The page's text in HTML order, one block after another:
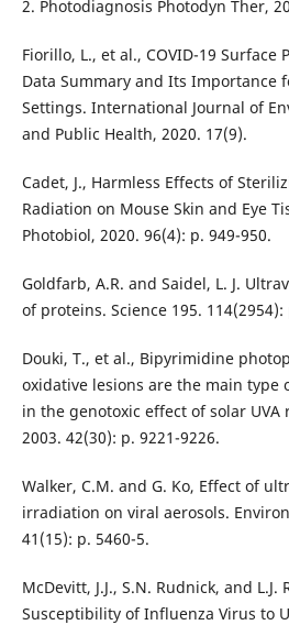
2. Photodiagnosis Photodyn Ther,
Fiorillo, L., et al., COVID-19 Surface
Data Summary and Its Importance
Settings. International Journal of
and Public Health, 2020. 17(9).
Cadet, J., Harmless Effects of
Radiation on Mouse Skin and Eye
Photobiol, 2020. 96(4): p. 949-950.
Goldfarb, A.R. and Saidel, L. J.
of proteins. Science 195. 114(2954):
Douki, T., et al., Bipyrimidine
oxidative lesions are the main type
in the genotoxic effect of solar
2003. 42(30): p. 9221-9226.
Walker, C.M. and G. Ko, Effect of
irradiation on viral aerosols.
41(15): p. 5460-5.
McDevitt, J.J., S.N. Rudnick, and L.J.
Susceptibility of Influenza Virus to